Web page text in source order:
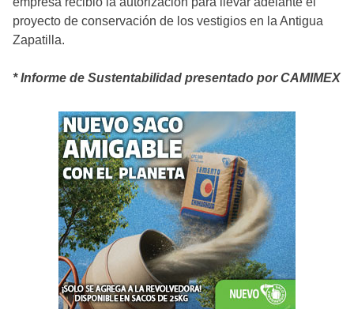
proyecto de conservación de los vestigios en la Antigua
Zapatilla.
* Informe de Sustentabilidad presentado por CAMIMEX